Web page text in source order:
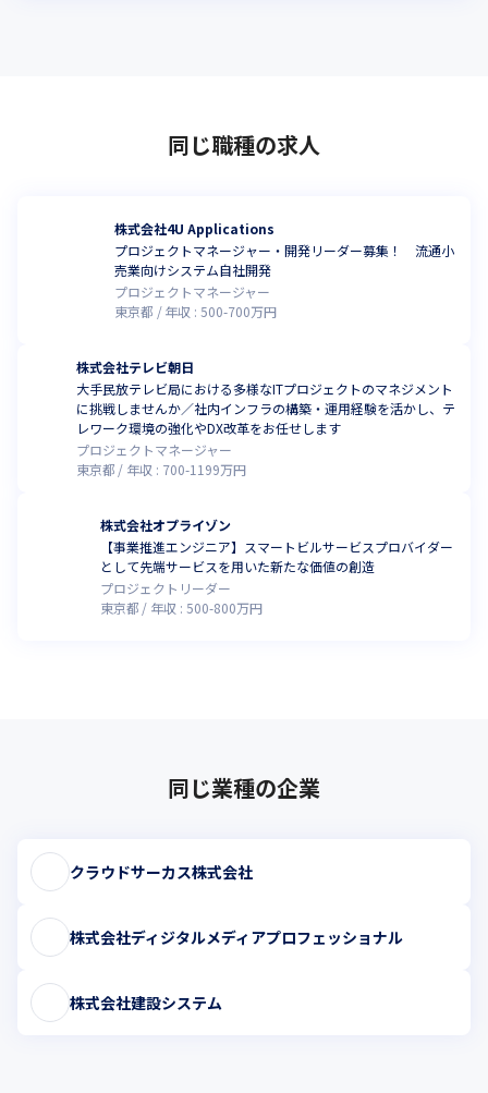
同じ職種の求人
株式会社4U Applications
プロジェクトマネージャー・開発リーダー募集！ 流通小
売業向けシステム自社開発
プロジェクトマネージャー
東京都
年収 :500-700万円
株式会社テレビ朝日
大手民放テレビ局における多様なITプロジェクトのマネジメント
に挑戦しませんか／社内インフラの構築・運用経験を活かし、テ
レワーク環境の強化やDX改革をお任せします
プロジェクトマネージャー
東京都
年収 : 700-1199万円
株式会社オプライゾン
【事業推進エンジニア】スマートビルサービスプロバイダー
として先端サービスを用いた新たな価値の創造
プロジェクトリーダー
東京都
年収 : 500-800万円
同じ業種の企業
クラウドサーカス株式会社
株式会社ディジタルメディアプロフェッショナル
株式会社建設システム